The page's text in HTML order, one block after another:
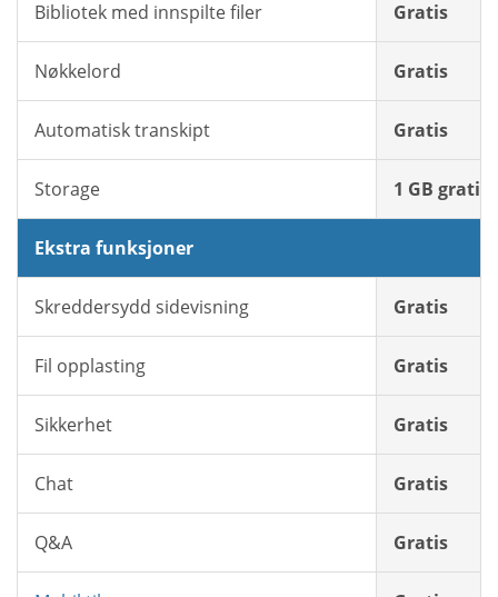
Bibliotek med innspilte filer Gratis
Nøkkelord Gratis
Automatisk transkipt Gratis
Storage 1 GB gratis
Ekstra funksjoner
Skreddersydd sidevisning Gratis
Fil opplasting Gratis
Sikkerhet Gratis
Chat Gratis
Q&A Gratis